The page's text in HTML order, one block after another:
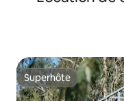
Superhôte
Superhôte